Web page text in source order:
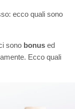
ecco quali sono
sono bonus ed
Ecco quali